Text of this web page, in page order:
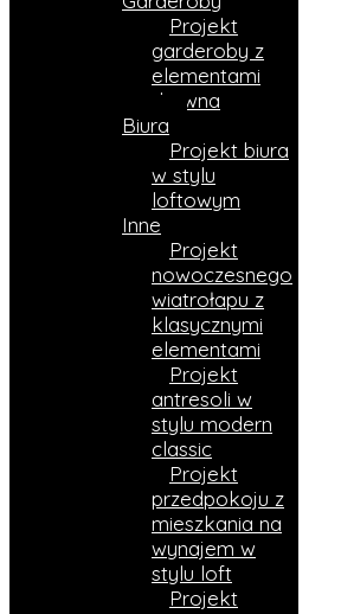
Projekt
garderoby z
elementami
drewna
Biura
Projekt biura
w stylu
loftowym
Inne
Projekt
nowoczesnego
wiatrołapu z
klasycznymi
elementami
Projekt
antresoli w
stylu modern
classic
Projekt
przedpokoju z
mieszkania na
wynajem w
stylu loft
Projekt